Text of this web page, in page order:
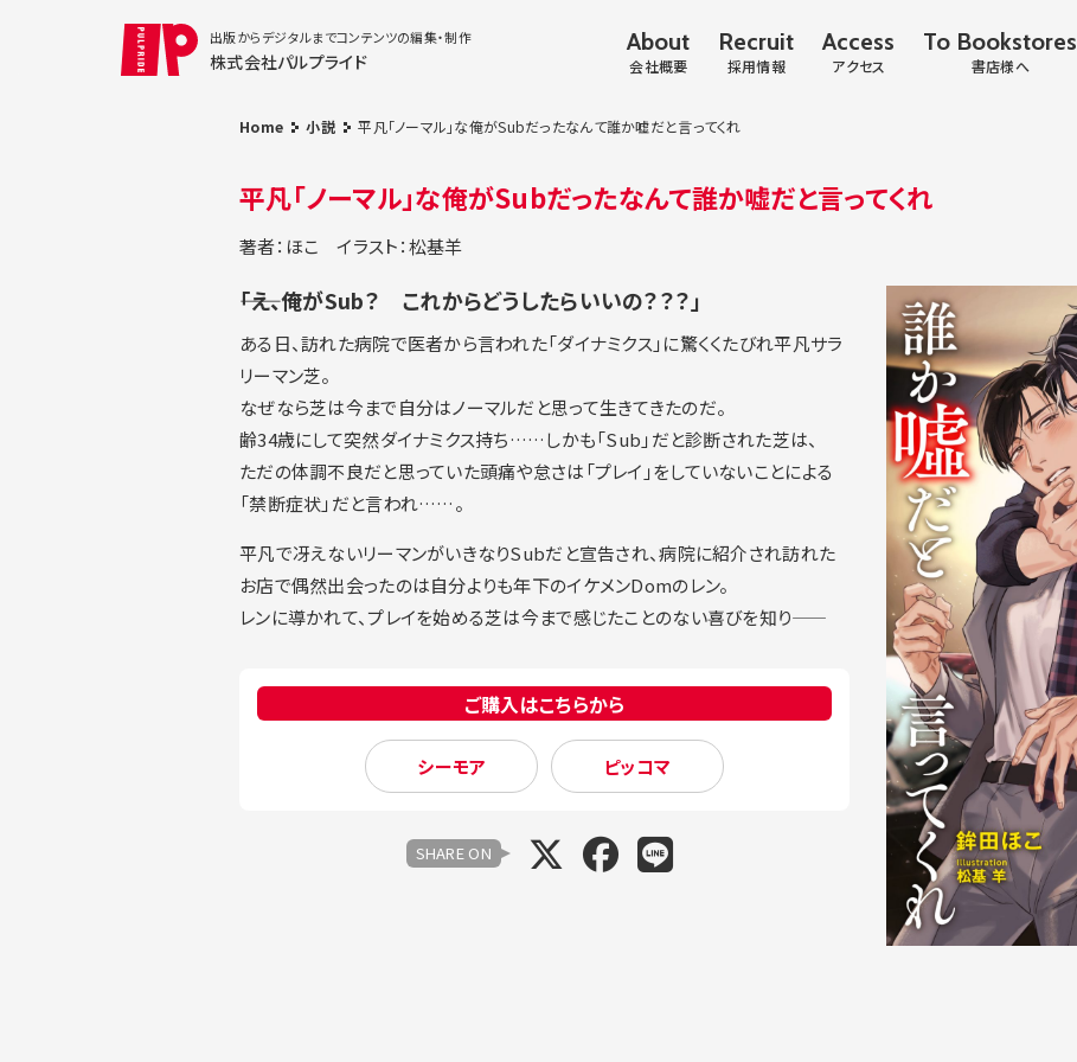
出版からデジタルまでコンテンツの編集・制作
株式会社パルプライド
About
会社概要
Recruit
採用情報
Access
アクセス
To Bookstores
書店様へ
Home 小説 平凡「ノーマル」な俺がSubだったなんて誰か嘘だと言ってくれ
平凡「ノーマル」な俺がSubだったなんて誰か嘘だと言ってくれ
著者：ほこ イラスト：松基羊
――「え、俺がSub？ これからどうしたらいいの？？？」
ある日、訪れた病院で医者から言われた「ダイナミクス」に驚くくたびれ平凡サラ
リーマン芝。
なぜなら芝は今まで自分はノーマルだと思って生きてきたのだ。
齢34歳にして突然ダイナミクス持ち……しかも「Sub」だと診断された芝は、
ただの体調不良だと思っていた頭痛や怠さは「プレイ」をしていないことによる
「禁断症状」だと言われ……。
平凡で冴えないリーマンがいきなりSubだと宣告され、病院に紹介され訪れた
お店で偶然出会ったのは自分よりも年下のイケメンDomのレン。
レンに導かれて、プレイを始める芝は今まで感じたことのない喜びを知り――
ご購入はこちらから
シーモア ピッコマ
SHARE ON